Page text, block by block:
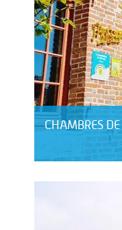
CHAMBRES